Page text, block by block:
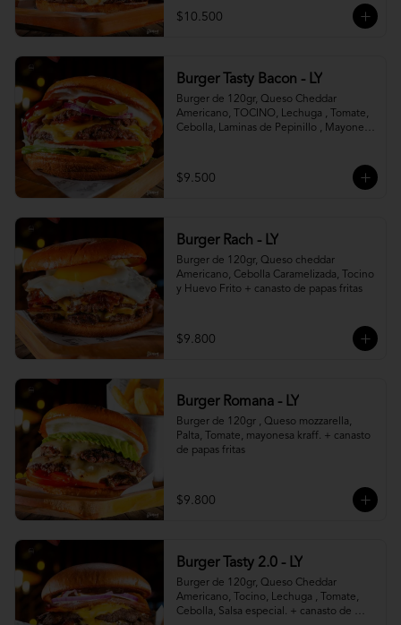
$10.500
Burger Tasty Bacon - LY
Burger de 120gr, Queso Cheddar
Americano, TOCINO, Lechuga , Tomate,
Cebolla, Laminas de Pepinillo , Mayonesa
$9.500
Burger Rach - LY
Burger de 120gr, Queso cheddar
Americano, Cebolla Caramelizada, Tocino
y Huevo Frito + canasto de papas fritas
$9.800
Burger Romana - LY
Burger de 120gr , Queso mozzarella,
Palta, Tomate, mayonesa kraff. + canasto
de papas fritas
$9.800
Burger Tasty 2.0 - LY
Burger de 120gr, Queso Cheddar
Americano, Tocino, Lechuga , Tomate,
Cebolla, Salsa especial. + canasto de